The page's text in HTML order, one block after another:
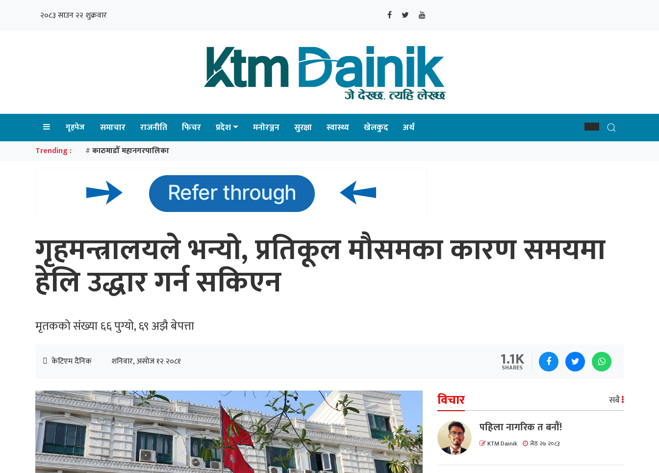
२०८३ साउन २२ शुक्रवार
गृहपेज समाचार राजनीति फिचर प्रदेश मनोरञ्जन सुरक्षा स्वास्थ्य खेलकुद अर्थ
Trending : # काठमाडौँ महानगरपालिका
गृहमन्त्रालयले भन्यो, प्रतिकूल मौसमका कारण समयमा
हेलि उद्धार गर्न सकिएन
मृतकको संख्या ६६ पुग्यो, ६९ अझै बेपत्ता
केटिएम दैनिक शनिवार, असोज १२ २०८१ 1.1K
SHARES
विचार सबै
पहिला नागरिक त बनाैं!
KTM Dainik जेठ २७ २०८३